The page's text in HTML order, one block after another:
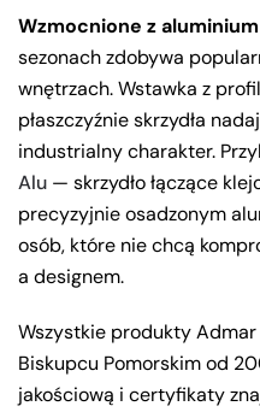
Wzmocnione z aluminium
sezonach zdobywa
wnętrzach. Wstawka z
płaszczyźnie skrzydła
industrialny charakter.
Alu — skrzydło łączące
precyzyjnie osadzonym
osób, które nie chcą
a designem.
Wszystkie produkty Admar
Biskupcu Pomorskim od
jakościową i certyfikaty